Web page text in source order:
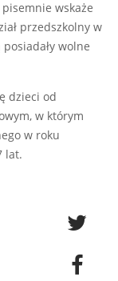
wskaże
przedszkolny w
wolne
dzieci od
w którym
w roku
lat.